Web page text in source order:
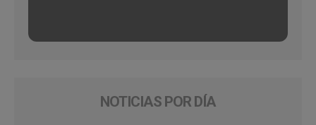
NOTICIAS POR DÍA